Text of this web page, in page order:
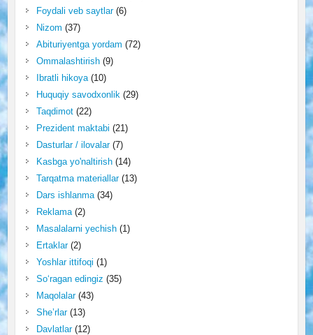
Foydali veb saytlar(6)
Nizom (37)
Abituriyentga yordam (72)
Ommalashtirish(9)
Ibratli hikoya(10)
Huquqiy savodxonlik(29)
Taqdimot(22)
Prezident maktabi (21)
Dasturlar / ilovalar(7)
Kasbga yo'naltirish(14)
Tarqatma materiallar(13)
Dars ishlanma(34)
Reklama(2)
Masalalarni yechish(1)
Ertaklar(2)
Yoshlar ittifoqi (1)
So‘ragan edingiz (35)
Maqolalar(43)
She’rlar(13)
Davlatlar(12)